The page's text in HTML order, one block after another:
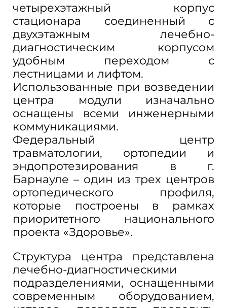
четырехэтажный корпус
стационара соединенный с
двухэтажным лечебно-
диагностическим корпусом
удобным переходом с
лестницами и лифтом.
Использованные при возведении
центра модули изначально
оснащены всеми инженерными
коммуникациями.
Федеральный центр
травматологии, ортопедии и
эндопротезирования в г.
Барнауле – один из трех центров
ортопедического профиля,
которые построены в рамках
приоритетного национального
проекта «Здоровье».
Структура центра представлена
лечебно-диагностическими
подразделениями, оснащенными
современным оборудованием,